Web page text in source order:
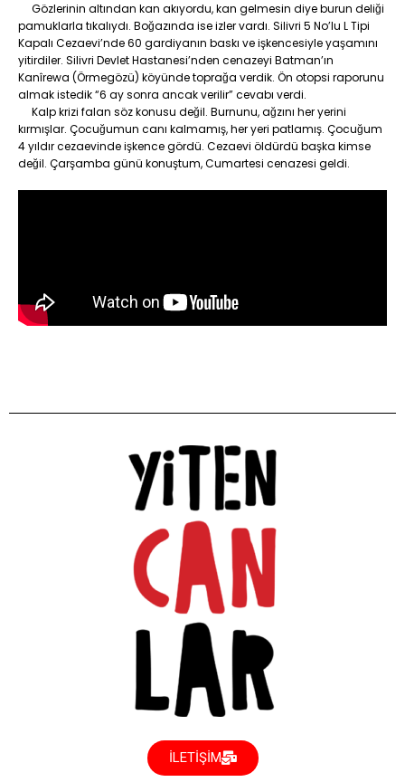
Gözlerinin altından kan akıyordu, kan gelmesin diye burun deliği
pamuklarla tıkalıydı. Boğazında ise izler vardı. Silivri 5 No’lu L Tipi
Kapalı Cezaevi’nde 60 gardiyanın baskı ve işkencesiyle yaşamını
yitirdiler. Silivri Devlet Hastanesi’nden cenazeyi Batman’ın
Kanîrewa (Örmegözü) köyünde toprağa verdik. Ön otopsi raporunu
almak istedik “6 ay sonra ancak verilir” cevabı verdi.
Kalp krizi falan söz konusu değil. Burnunu, ağzını her yerini
kırmışlar. Çocuğumun canı kalmamış, her yeri patlamış. Çocuğum
4 yıldır cezaevinde işkence gördü. Cezaevi öldürdü başka kimse
değil. Çarşamba günü konuştum, Cumartesi cenazesi geldi.
İLETİŞİM